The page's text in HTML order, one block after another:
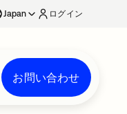
Japan ログイン
お問い合わせ